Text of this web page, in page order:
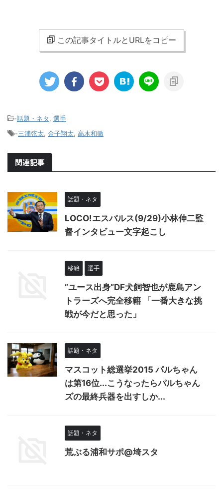
この記事タイトルとURLをコピー
-話題・ネタ
選手
-三浦弦太 金子翔太 高木和徹
関連記事
話題・ネタ
LOCO!エスパルス(9/29)小林伸二監
督インタビュー文字起こし
移籍 選手
”ユース出身”DF犬飼智也が鹿島アン
トラーズへ完全移籍 「一番大きな挑
戦が今だと思った」
話題・ネタ
マスコット総選挙2015 パルちゃん
は第16位...こうなったらパルちゃん
ズの最終兵器を出すしか...
話題・ネタ
荒ぶる浦和サポ@埼スタ